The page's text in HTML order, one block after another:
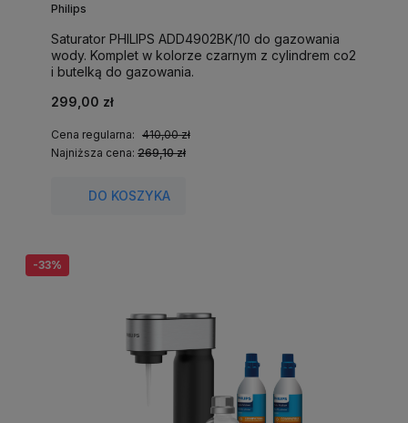
Philips
Saturator PHILIPS ADD4902BK/10 do gazowania
wody. Komplet w kolorze czarnym z cylindrem co2
i butelką do gazowania.
299,00 zł
Cena regularna: 410,00 zł
Najniższa cena: 269,10 zł
DO KOSZYKA
-33%